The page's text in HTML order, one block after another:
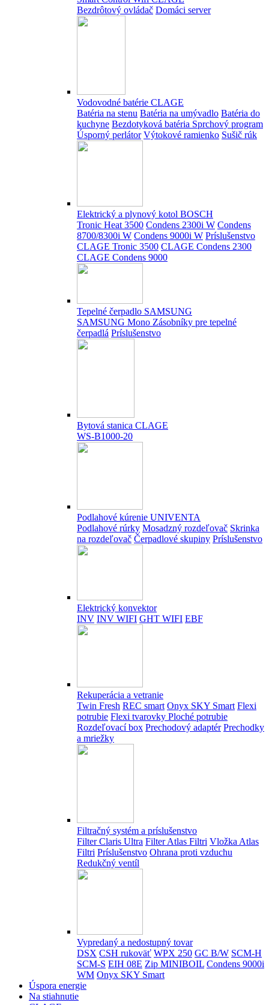
Bezdrôtový ovládač Domáci server
Vodovodné batérie CLAGE
Batéria na stenu Batéria na umývadlo Batéria do
kuchyne Bezdotyková batéria Sprchový program
Úsporný perlátor Výtokové ramienko Sušič rúk
Elektrický a plynový kotol BOSCH
Tronic Heat 3500 Condens 2300i W Condens
8700/8300i W Condens 9000i W Príslušenstvo
CLAGE Tronic 3500 CLAGE Condens 2300
CLAGE Condens 9000
Tepelné čerpadlo SAMSUNG
SAMSUNG Mono Zásobníky pre tepelné
čerpadlá Príslušenstvo
Bytová stanica CLAGE
WS-B1000-20
Podlahové kúrenie UNIVENTA
Podlahové rúrky Mosadzný rozdeľovač Skrinka
na rozdeľovač Čerpadlové skupiny Príslušenstvo
Elektrický konvektor
INV INV WIFI GHT WIFI EBF
Rekuperácia a vetranie
Twin Fresh REC smart Onyx SKY Smart Flexi
potrubie Flexi tvarovky Ploché potrubie
Rozdeľovací box Prechodový adaptér Prechodky
a mriežky
Filtračný systém a príslušenstvo
Filter Claris Ultra Filter Atlas Filtri Vložka Atlas
Filtri Príslušenstvo Ohrana proti vzduchu
Redukčný ventíl
Vypredaný a nedostupný tovar
DSX CSH rukoväť WPX 250 GC B/W SCM-H
SCM-S EIH 08E Zip MINIBOIL Condens 9000i
WM Onyx SKY Smart
Úspora energie
Na stiahnutie